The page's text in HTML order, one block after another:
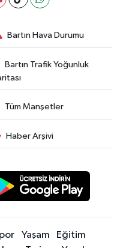
Bartın Hava Durumu
Bartın Trafik Yoğunluk
Tüm Manşetler
Haber Arşivi
Yaşam
Eğitim